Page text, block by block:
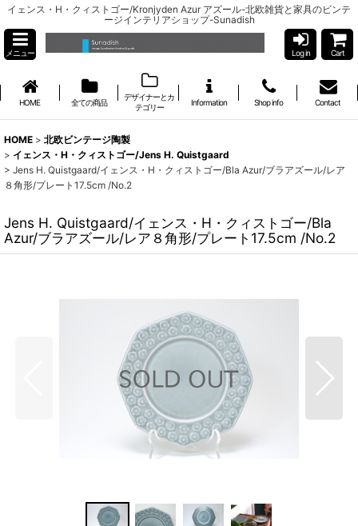
イェンス・H・クィストゴー/Kronjyden Azur アズール-北欧雑貨と家具のビンテ
ージインテリアショップ-Sunadish
メニュー Log in Cart
HOME 全ての商品
デザイナーとカ
テゴリー
Information Shop info Contact
HOME > 北欧ビンテージ陶製
> イェンス・H・クィストゴー/Jens H. Quistgaard
> Jens H. Quistgaard/イェンス・H・クィストゴー/Bla Azur/ブラアズール/レア
８角形/プレート17.5cm /No.2
Jens H. Quistgaard/イェンス・H・クィストゴー/Bla
Azur/ブラアズール/レア８角形/プレート17.5cm /No.2